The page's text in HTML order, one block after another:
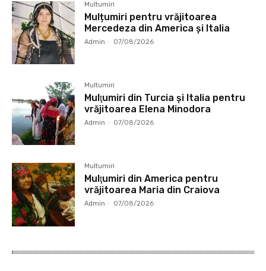
Multumiri
Mulțumiri pentru vrăjitoarea
Mercedeza din America și Italia
Admin - 07/08/2026
Multumiri
Mulţumiri din Turcia și Italia pentru
vrăjitoarea Elena Minodora
Admin - 07/08/2026
Multumiri
Mulţumiri din America pentru
vrăjitoarea Maria din Craiova
Admin - 07/08/2026